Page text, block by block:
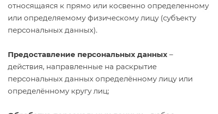
относящаяся к прямо или косвенно определенному
или определяемому физическому лицу (субъекту
персональных данных).
Предоставление персональных данных –
действия, направленные на раскрытие
персональных данных определённому лицу или
определённому кругу лиц;